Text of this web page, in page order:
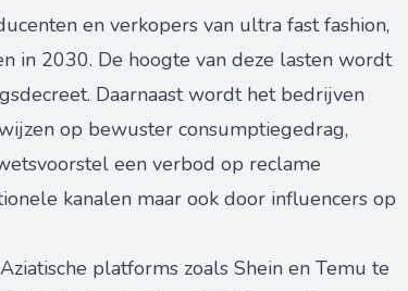
en verkopers van ultra fast fashion,
in 2030. De hoogte van deze lasten wordt
Daarnaast wordt het bedrijven
op bewuster consumptiegedrag,
een verbod op reclame
kanalen maar ook door influencers op
platforms zoals Shein en Temu te